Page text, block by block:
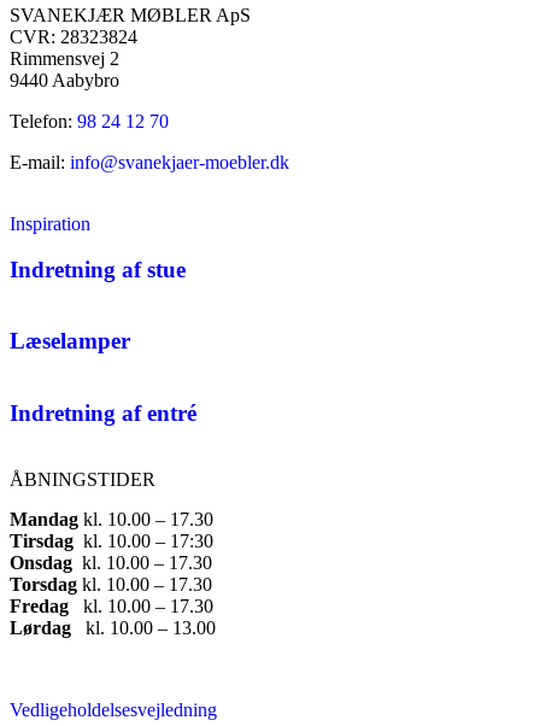
SVANEKJÆR MØBLER ApS
CVR: 28323824
Rimmensvej 2
9440 Aabybro
Telefon: 98 24 12 70
E-mail: info@svanekjaer-moebler.dk
Inspiration
Indretning af stue
Læselamper
Indretning af entré
ÅBNINGSTIDER
Mandag ​ kl. 10.00 – 17.30​
Tirsdag ​ kl. 10.00 – 17:30​
Onsdag ​ kl. 10.00 – 17.30​
Torsdag ​ kl. 10.00 – 17.30​
Fredag ​ kl. 10.00 – 17.30​
Lørdag ​ kl. 10.00 – 13.00
Vedligeholdelsesvejledning